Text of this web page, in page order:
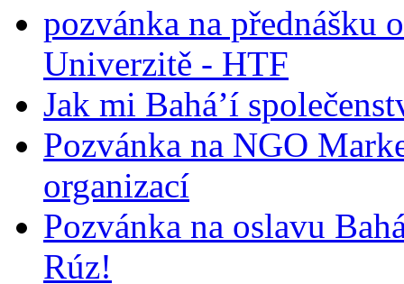
pozvánka na přednášku
Univerzitě - HTF
Jak mi Bahá’í
Pozvánka na NGO
organizací
Pozvánka na oslavu
Rúz!